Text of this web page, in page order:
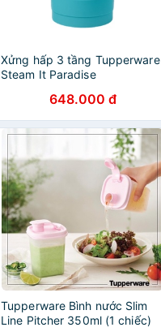
Xửng hấp 3 tầng Tupperware
Steam It Paradise
648.000 đ
Tupperware Bình nước Slim
Line Pitcher 350ml (1 chiếc)